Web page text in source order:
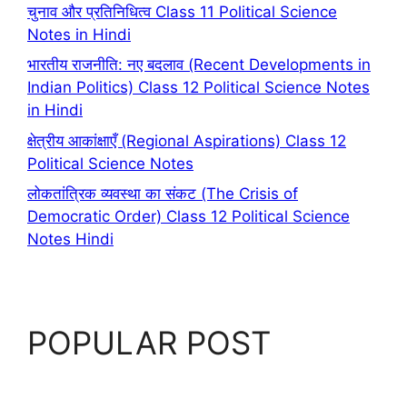
चुनाव और प्रतिनिधित्व Class 11 Political Science
Notes in Hindi
भारतीय राजनीति: नए बदलाव (Recent Developments in
Indian Politics) Class 12 Political Science Notes
in Hindi
क्षेत्रीय आकांक्षाएँ (Regional Aspirations) Class 12
Political Science Notes
लोकतांत्रिक व्यवस्था का संकट (The Crisis of
Democratic Order) Class 12 Political Science
Notes Hindi
POPULAR POST